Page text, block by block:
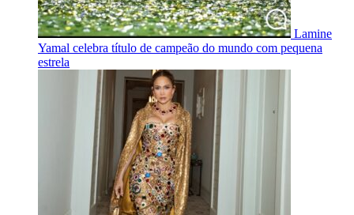
Lamine
Yamal celebra título de campeão do mundo com pequena
estrela